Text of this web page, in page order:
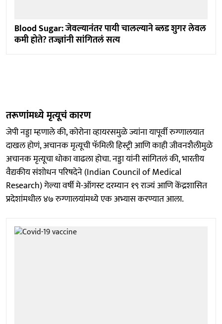
Blood Sugar: जेवल्यानंतर पायी चालल्याने ब्लड शुगर लेवल
कमी होते? तज्ज्ञांनी सांगितलं सत्य
तरूणांमध्ये मृत्यूचं कारण
जेपी नड्डा म्हणाले की, कोरोना व्हायरसमुळे ज्यांना यापूर्वी रुग्णालयात
दाखल होणं, अचानक मृत्यूची फॅमिली हिस्ट्री आणि काही जीवनशैलीमुळे
अचानक मृत्यूचा धोका वाढला होचा. नड्डा यांनी सांगितलं की, भारतीय
वैद्यकीय संशोधन परिषदेने (Indian Council of Medical
Research) गेल्या वर्षी मे-ऑगस्ट दरम्यान १९ राज्यं आणि केंद्रशासित
प्रदेशांमधील ४७ रुग्णालयांमध्ये एक अभ्यास करण्यात आला.